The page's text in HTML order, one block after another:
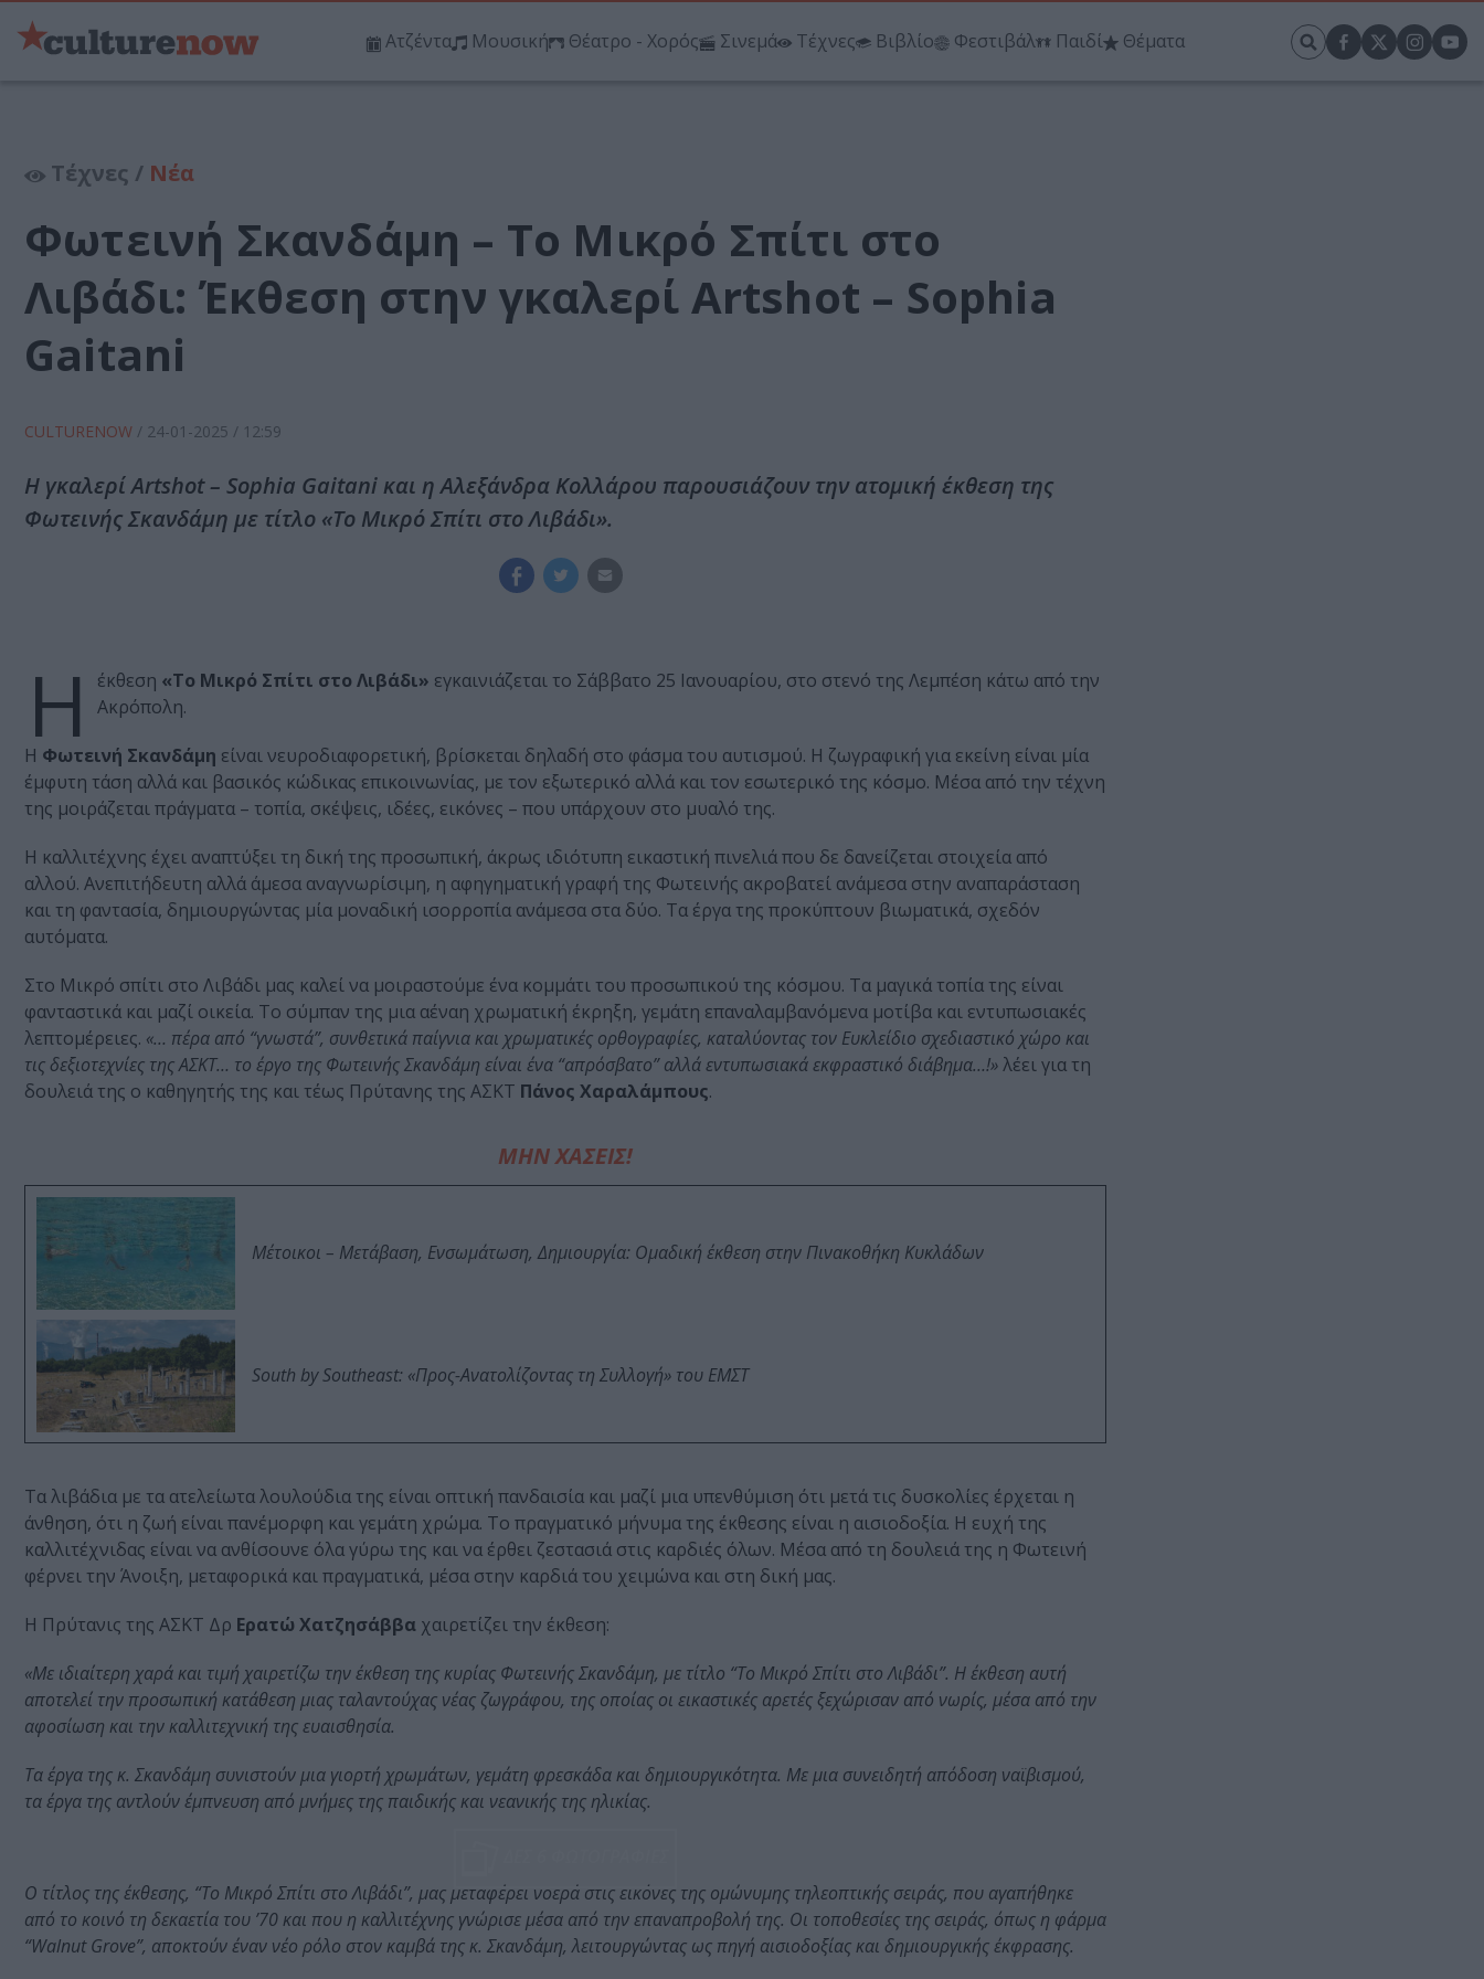
Ατζέντα Μουσική Θέατρο - Χορός Σινεμά Τέχνες Βιβλίο Φεστιβάλ Παιδί Θέματα
Τέχνες / Νέα
Φωτεινή Σκανδάμη – Το Μικρό Σπίτι στο
Λιβάδι: Έκθεση στην γκαλερί Artshot – Sophia
Gaitani
CULTURENOW / 24-01-2025 / 12:59
Η γκαλερί Artshot – Sophia Gaitani και η Αλεξάνδρα Κολλάρου παρουσιάζουν την ατομική έκθεση της
Φωτεινής Σκανδάμη με τίτλο «Το Μικρό Σπίτι στο Λιβάδι».
Η έκθεση «Το Μικρό Σπίτι στο Λιβάδι» εγκαινιάζεται το Σάββατο 25 Ιανουαρίου, στο στενό της Λεμπέση κάτω από την
Ακρόπολη.
Η Φωτεινή Σκανδάμη είναι νευροδιαφορετική, βρίσκεται δηλαδή στο φάσμα του αυτισμού. Η ζωγραφική για εκείνη είναι μία
έμφυτη τάση αλλά και βασικός κώδικας επικοινωνίας, με τον εξωτερικό αλλά και τον εσωτερικό της κόσμο. Μέσα από την τέχνη
της μοιράζεται πράγματα – τοπία, σκέψεις, ιδέες, εικόνες – που υπάρχουν στο μυαλό της.
Η καλλιτέχνης έχει αναπτύξει τη δική της προσωπική, άκρως ιδιότυπη εικαστική πινελιά που δε δανείζεται στοιχεία από
αλλού. Ανεπιτήδευτη αλλά άμεσα αναγνωρίσιμη, η αφηγηματική γραφή της Φωτεινής ακροβατεί ανάμεσα στην αναπαράσταση
και τη φαντασία, δημιουργώντας μία μοναδική ισορροπία ανάμεσα στα δύο. Τα έργα της προκύπτουν βιωματικά, σχεδόν
αυτόματα.
Στο Μικρό σπίτι στο Λιβάδι μας καλεί να μοιραστούμε ένα κομμάτι του προσωπικού της κόσμου. Τα μαγικά τοπία της είναι
φανταστικά και μαζί οικεία. Το σύμπαν της μια αέναη χρωματική έκρηξη, γεμάτη επαναλαμβανόμενα μοτίβα και εντυπωσιακές
λεπτομέρειες. «… πέρα από “γνωστά”, συνθετικά παίγνια και χρωματικές ορθογραφίες, καταλύοντας τον Ευκλείδιο σχεδιαστικό χώρο και
τις δεξιοτεχνίες της ΑΣΚΤ… το έργο της Φωτεινής Σκανδάμη είναι ένα “απρόσβατο” αλλά εντυπωσιακά εκφραστικό διάβημα…!»λέει για τη
δουλειά της ο καθηγητής της και τέως Πρύτανης της ΑΣΚΤ Πάνος Χαραλάμπους.
ΜΗΝ ΧΑΣΕΙΣ!
Μέτοικοι – Μετάβαση, Ενσωμάτωση, Δημιουργία: Ομαδική έκθεση στην Πινακοθήκη Κυκλάδων
South by Southeast: «Προς-Ανατολίζοντας τη Συλλογή» του ΕΜΣΤ
Τα λιβάδια με τα ατελείωτα λουλούδια της είναι οπτική πανδαισία και μαζί μια υπενθύμιση ότι μετά τις δυσκολίες έρχεται η
άνθηση, ότι η ζωή είναι πανέμορφη και γεμάτη χρώμα. Το πραγματικό μήνυμα της έκθεσης είναι η αισιοδοξία. Η ευχή της
καλλιτέχνιδας είναι να ανθίσουνε όλα γύρω της και να έρθει ζεστασιά στις καρδιές όλων. Μέσα από τη δουλειά της η Φωτεινή
φέρνει την Άνοιξη, μεταφορικά και πραγματικά, μέσα στην καρδιά του χειμώνα και στη δική μας.
Η Πρύτανις της ΑΣΚΤ Δρ Ερατώ Χατζησάββα χαιρετίζει την έκθεση:
«Με ιδιαίτερη χαρά και τιμή χαιρετίζω την έκθεση της κυρίας Φωτεινής Σκανδάμη, με τίτλο “Το Μικρό Σπίτι στο Λιβάδι”. Η έκθεση αυτή
αποτελεί την προσωπική κατάθεση μιας ταλαντούχας νέας ζωγράφου, της οποίας οι εικαστικές αρετές ξεχώρισαν από νωρίς, μέσα από την
αφοσίωση και την καλλιτεχνική της ευαισθησία.
Τα έργα της κ. Σκανδάμη συνιστούν μια γιορτή χρωμάτων, γεμάτη φρεσκάδα και δημιουργικότητα. Με μια συνειδητή απόδοση ναϊβισμού,
τα έργα της αντλούν έμπνευση από μνήμες της παιδικής και νεανικής της ηλικίας.
Ο τίτλος της έκθεσης, “Το Μικρό Σπίτι στο Λιβάδι”, μας μεταφέρει νοερά στις εικόνες της ομώνυμης τηλεοπτικής σειράς, που αγαπήθηκε
από το κοινό τη δεκαετία του ’70 και που η καλλιτέχνης γνώρισε μέσα από την επαναπροβολή της. Οι τοποθεσίες της σειράς, όπως η φάρμα
“Walnut Grove”, αποκτούν έναν νέο ρόλο στον καμβά της κ. Σκανδάμη, λειτουργώντας ως πηγή αισιοδοξίας και δημιουργικής έκφρασης.